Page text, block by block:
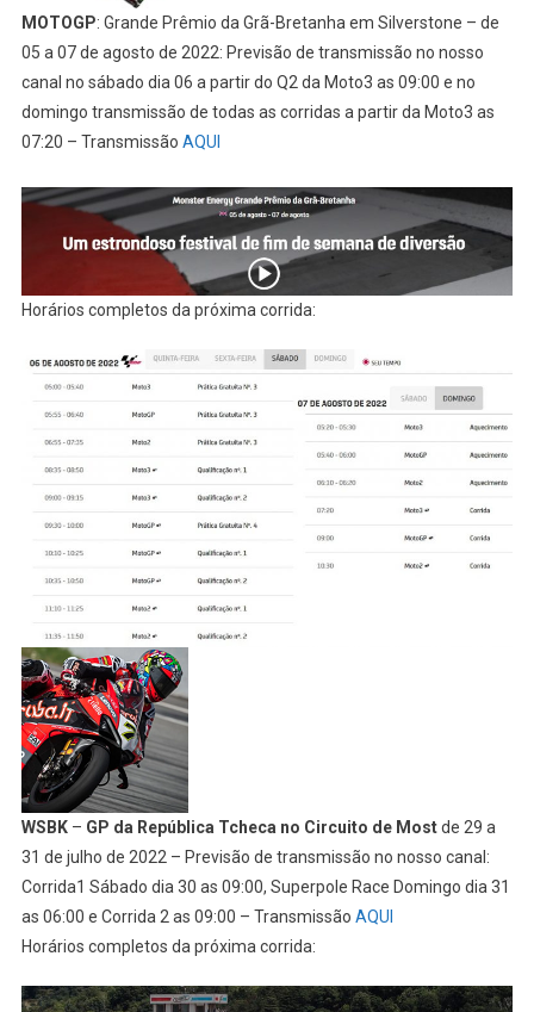
MOTOGP: Grande Prêmio da Grã-Bretanha em Silverstone – de
05 a 07 de agosto de 2022: Previsão de transmissão no nosso
canal no sábado dia 06 a partir do Q2 da Moto3 as 09:00 e no
domingo transmissão de todas as corridas a partir da Moto3 as
07:20 – Transmissão AQUI
Horários completos da próxima corrida:
WSBK– GP da República Tcheca no Circuito de Mostde 29 a
31 de julho de 2022 – Previsão de transmissão no nosso canal:
Corrida1 Sábado dia 30 as 09:00, Superpole Race Domingo dia 31
as 06:00 e Corrida 2 as 09:00 – Transmissão AQUI
Horários completos da próxima corrida: